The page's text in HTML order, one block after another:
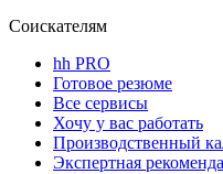
Соискателям
hh PRO
Готовое резюме
Все сервисы
Хочу у вас работать
Производственный
Экспертная